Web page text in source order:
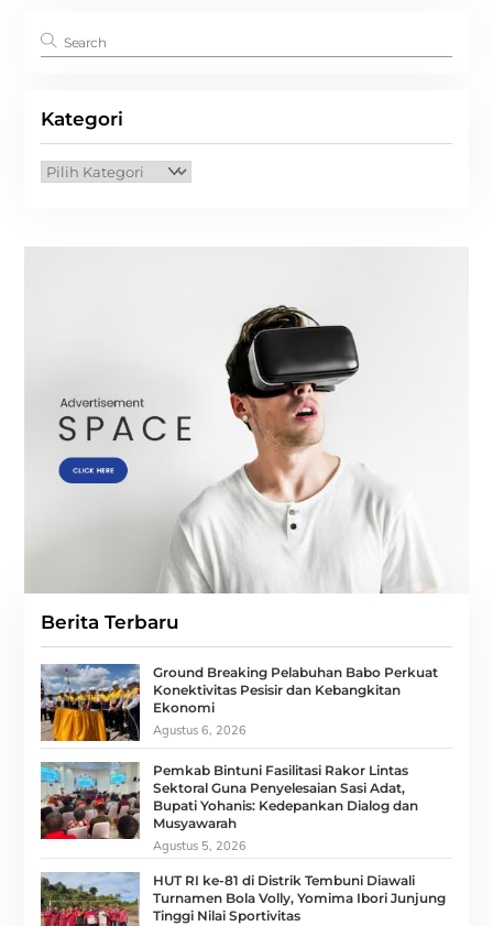
Kategori
Kategori
Berita Terbaru
Ground Breaking Pelabuhan Babo Perkuat
Konektivitas Pesisir dan Kebangkitan
Ekonomi
Agustus 6, 2026
Pemkab Bintuni Fasilitasi Rakor Lintas
Sektoral Guna Penyelesaian Sasi Adat,
Bupati Yohanis: Kedepankan Dialog dan
Musyawarah
Agustus 5, 2026
HUT RI ke-81 di Distrik Tembuni Diawali
Turnamen Bola Volly, Yomima Ibori Junjung
Tinggi Nilai Sportivitas